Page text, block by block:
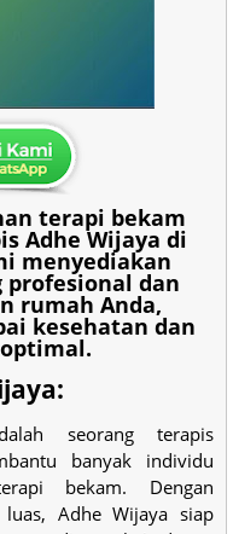
terapi bekam
Adhe Wijaya di
menyediakan
profesional dan
rumah Anda,
kesehatan dan
seorang terapis
banyak individu
bekam. Dengan
Adhe Wijaya siap